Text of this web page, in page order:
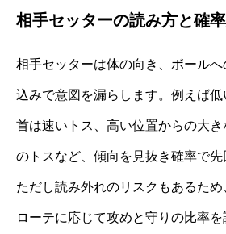
相手セッターの読み方と確
相手セッターは体の向き、ボール
込みで意図を漏らします。例えば
首は速いトス、高い位置からの大
のトスなど、傾向を見抜き確率で先
ただし読み外れのリスクもあるた
ローテに応じて攻めと守りの比率を